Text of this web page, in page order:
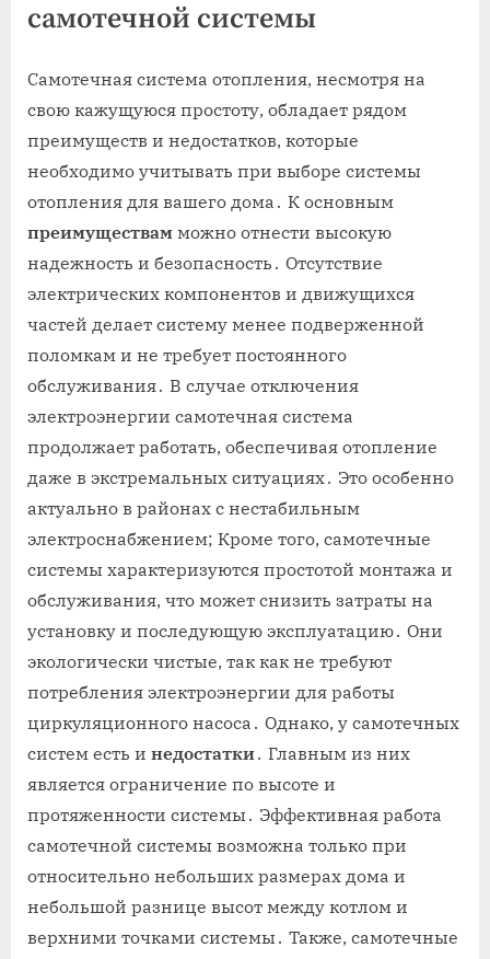
самотечной системы
Самотечная система отопления, несмотря на
свою кажущуюся простоту, обладает рядом
преимуществ и недостатков, которые
необходимо учитывать при выборе системы
отопления для вашего дома․ К основным
преимуществам можно отнести высокую
надежность и безопасность․ Отсутствие
электрических компонентов и движущихся
частей делает систему менее подверженной
поломкам и не требует постоянного
обслуживания․ В случае отключения
электроэнергии самотечная система
продолжает работать, обеспечивая отопление
даже в экстремальных ситуациях․ Это особенно
актуально в районах с нестабильным
электроснабжением; Кроме того, самотечные
системы характеризуются простотой монтажа и
обслуживания, что может снизить затраты на
установку и последующую эксплуатацию․ Они
экологически чистые, так как не требуют
потребления электроэнергии для работы
циркуляционного насоса․ Однако, у самотечных
систем есть и недостатки․ Главным из них
является ограничение по высоте и
протяженности системы․ Эффективная работа
самотечной системы возможна только при
относительно небольших размерах дома и
небольшой разнице высот между котлом и
верхними точками системы․ Также, самотечные